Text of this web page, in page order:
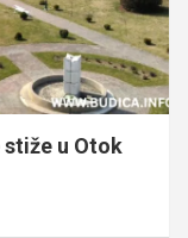
stiže u Otok